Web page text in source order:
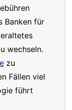
Banken für
wechseln.
zu
Fällen viel
führt